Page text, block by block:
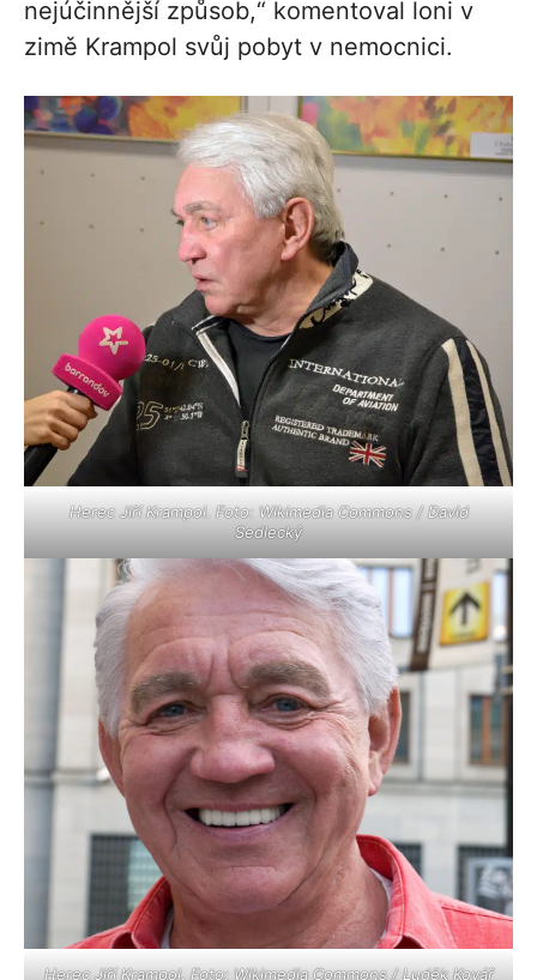
nejúčinnější způsob,“ komentoval loni v
zimě Krampol svůj pobyt v nemocnici.
Herec Jiří Krampol. Foto: Wikimedia Commons / David
Sedlecký
Herec Jiří Krampol. Foto: Wikimedia Commons / Luděk Kovář